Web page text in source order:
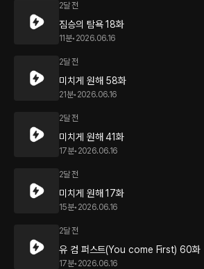
2달 전
짐승의 탐욕 18화
11분• 2026.06.16
2달 전
미치게 원해 58화
21분• 2026.06.16
2달 전
미치게 원해 41화
17분• 2026.06.16
2달 전
미치게 원해 17화
15분• 2026.06.16
2달 전
유 컴 퍼스트(You come First) 60화
17분• 2026.06.16